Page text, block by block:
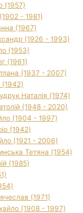
(1957)
- 1981)
(1967)
(1926 - 1993)
(1953)
(1961)
(1937 - 2007)
(1942)
Наталія (1974)
(1948 - 2020)
(1904 - 1997)
(1942)
(1921 - 2006)
Тетяна (1954)
(1985)
(1971)
(1908 - 1997)